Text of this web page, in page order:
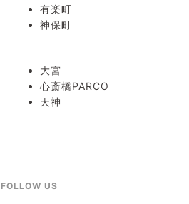
有楽町
神保町
大宮
心斎橋PARCO
天神
FOLLOW US